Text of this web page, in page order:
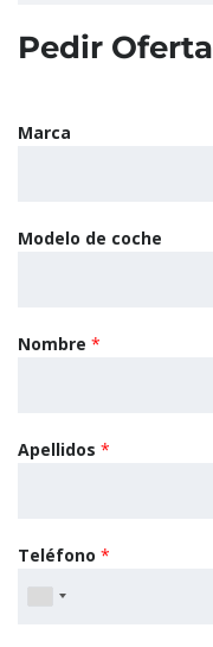
Pedir Oferta
Marca
Modelo de coche
Nombre *
Apellidos *
Teléfono *